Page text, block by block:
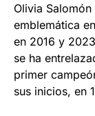
Olivia
emblemática
en 2016 y
se ha
primer
sus inicios, en